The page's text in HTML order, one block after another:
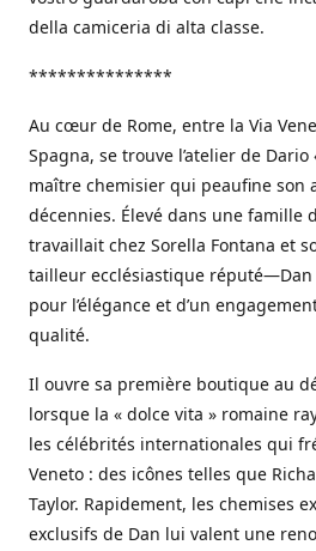
della camiceria di alta classe.
***************
Au cœur de Rome, entre la Via
Spagna, se trouve l’atelier de
maître chemisier qui peaufine son
décennies. Élevé dans une famille
travaillait chez Sorella Fontana et
tailleur ecclésiastique réputé—Dan
pour l’élégance et d’un
qualité.
Il ouvre sa première boutique au
lorsque la « dolce vita » romaine
les célébrités internationales qui
Veneto : des icônes telles que
Taylor. Rapidement, les chemises
exclusifs de Dan lui valent une